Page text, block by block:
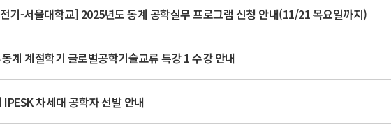
기-서울대학교] 2025년도 동계 공학실무 프로그램 신청 안내(11/21 목요일까지)
계 계절학기 글로벌공학기술교류 특강 1 수강 안내
IPESK 차세대 공학자 선발 안내